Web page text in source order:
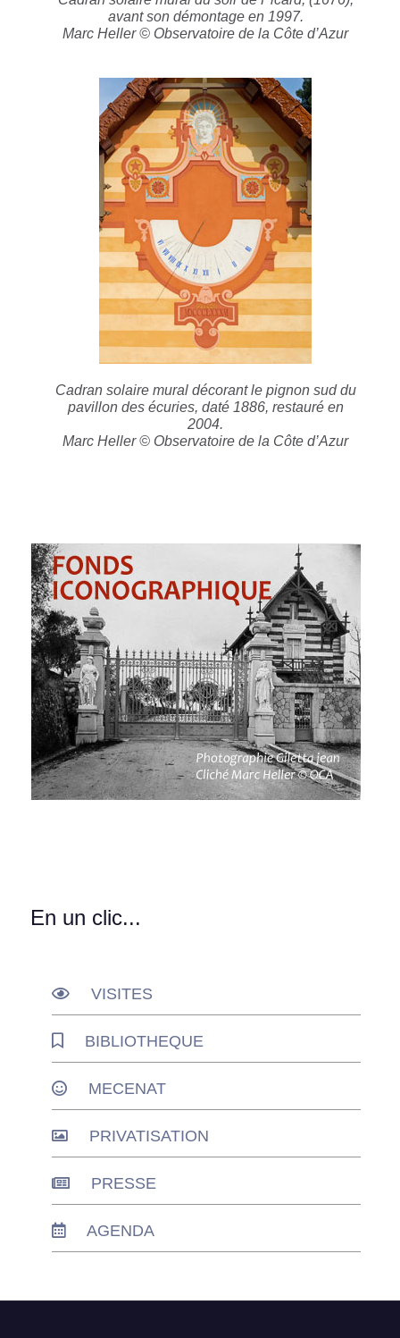
avant son démontage en 1997.
Marc Heller © Observatoire de la Côte d’Azur
Cadran solaire mural décorant le pignon sud du
pavillon des écuries, daté 1886, restauré en
2004.
Marc Heller © Observatoire de la Côte d’Azur
En un clic...
VISITES
BIBLIOTHEQUE
MECENAT
PRIVATISATION
PRESSE
AGENDA